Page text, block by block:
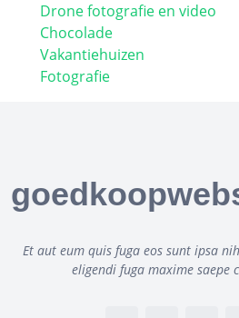
Drone fotografie en video
Chocolade
Vakantiehuizen
Fotografie
Et aut eum quis fuga eos sunt ipsa
eligendi fuga maxime saepe